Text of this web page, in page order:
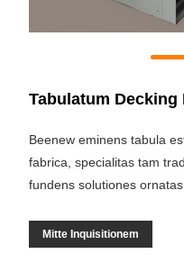
Tabulatum Decking
Beenew eminens tabula
fabrica, specialitas tam
fundens solutiones ornatas
Mitte Inquisitionem